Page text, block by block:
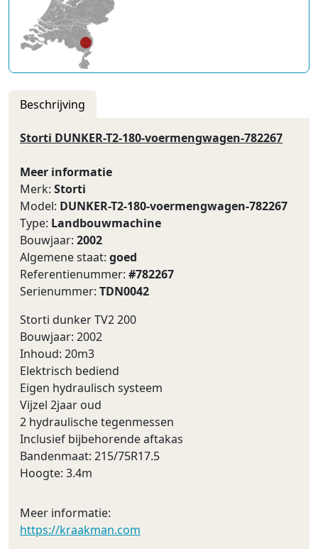
Beschrijving
Storti DUNKER-T2-180-voermengwagen-782267
Meer informatie
Merk: Storti
Model: DUNKER-T2-180-voermengwagen-782267
Type: Landbouwmachine
Bouwjaar: 2002
Algemene staat: goed
Referentienummer: #782267
Serienummer: TDN0042
Storti dunker TV2 200
Bouwjaar: 2002
Inhoud: 20m3
Elektrisch bediend
Eigen hydraulisch systeem
Vijzel 2jaar oud
2 hydraulische tegenmessen
Inclusief bijbehorende aftakas
Bandenmaat: 215/75R17.5
Hoogte: 3.4m
Meer informatie:
https://kraakman.com